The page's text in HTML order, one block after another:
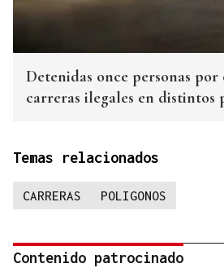
Detenidas once personas
carreras ilegales en distintos
Temas relacionados
CARRERAS POLIGONOS
Contenido patrocinado